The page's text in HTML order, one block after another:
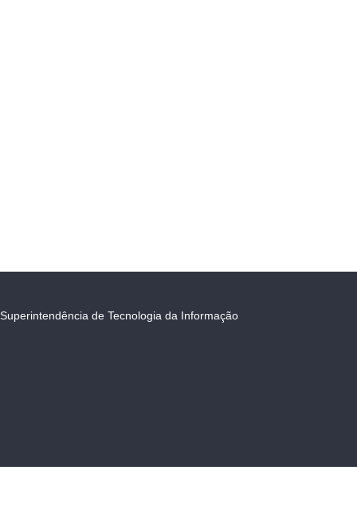
Superintendência de Tecnologia da Informação